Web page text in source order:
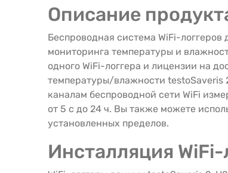
Описание
Беспроводная система WiFi-
мониторинга температуры и
одного WiFi-логгера и лицензии на
температуры/влажности testoSaveris
каналам беспроводной сети WiFi
от 5 с до 24 ч. Вы также можете
установленных пределов.
Инсталляция